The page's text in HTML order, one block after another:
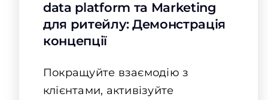
data platform та Marketing
для ритейлу: Демонстрація
концепції
Покращуйте взаємодію з
клієнтами, активізуйте